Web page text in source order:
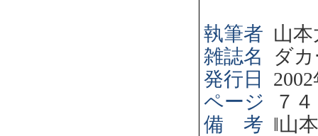
執筆者 山
雑誌名
ダ
発行日
2002
ページ
７
備 考 ‖山